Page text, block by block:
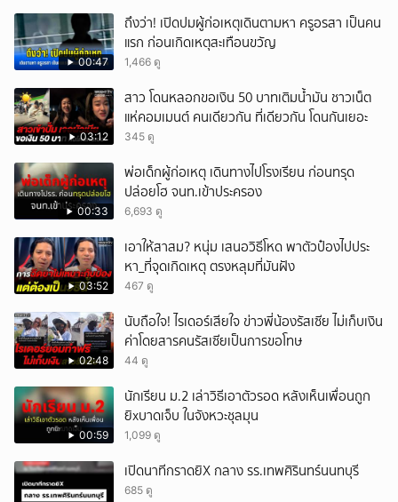
00:47
ถึงว่า! เปิดปมผู้ก่อเหตุเดินตามหา ครูอรสา เป็นคน
แรก ก่อนเกิดเหตุสะเทือนขวัญ
1,466 ดู
03:12
สาว โดนหลอกขอเงิน 50 บาทเติมน้ำมัน ชาวเน็ต
แห่คอมเมนต์ คนเดียวกัน ที่เดียวกัน โดนกันเยอะ
345 ดู
00:33
พ่อเด็กผู้ก่อเหตุ เดินทางไปโรงเรียน ก่อนทรุด
ปล่อยโฮ จนท.เข้าประครอง
6,693 ดู
03:52
เอาให้สาสม? หนุ่ม เสนอวิธีโหด พาตัวป๋องไปประ
หา_ที่จุดเกิดเหตุ ตรงหลุมที่มันฝัง
467 ดู
02:48
นับถือใจ! ไรเดอร์เสียใจ ข่าวพี่น้องรัสเซีย ไม่เก็บเงิน
ค่าโดยสารคนรัสเซียเป็นการขอโทษ
44 ดู
00:59
นักเรียน ม.2 เล่าวิธีเอาตัวรอด หลังเห็นเพื่อนถูก
ยิxบาดเจ็บ ในจังหวะชุลมุน
1,099 ดู
เปิดนาทีกราดยิX กลาง รร.เทพศิรินทร์นนทบุรี
685 ดู